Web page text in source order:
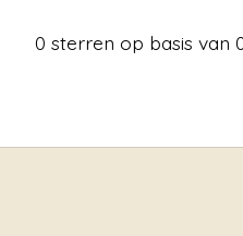
0 sterren op basis van